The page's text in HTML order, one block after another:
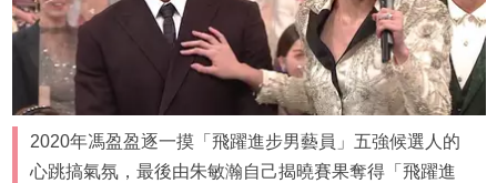
2020年馮盈盈逐一摸「飛躍進步男藝員」五強候選人的
心跳搞氣氛，最後由朱敏瀚自己揭曉賽果奪得「飛躍進